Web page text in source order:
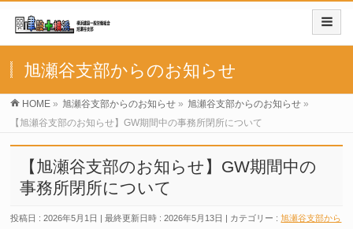
旭瀬谷支部からのお知らせ
HOME » 旭瀬谷支部からのお知らせ » 旭瀬谷支部からのお知らせ »
【旭瀬谷支部のお知らせ】GW期間中の事務所閉所について
【旭瀬谷支部のお知らせ】GW期間中の
事務所閉所について
投稿日 : 2026年5月1日 最終更新日時 : 2026年5月13日 カテゴリー :旭瀬谷支部から